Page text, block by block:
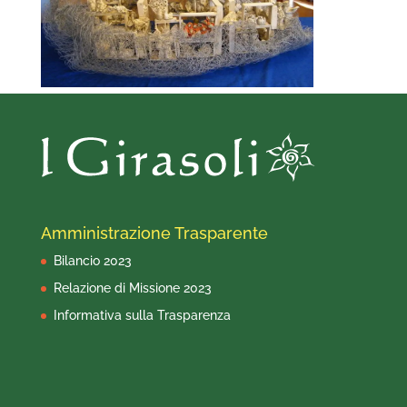
Amministrazione Trasparente
Bilancio 2023
Relazione di Missione 2023
Informativa sulla Trasparenza